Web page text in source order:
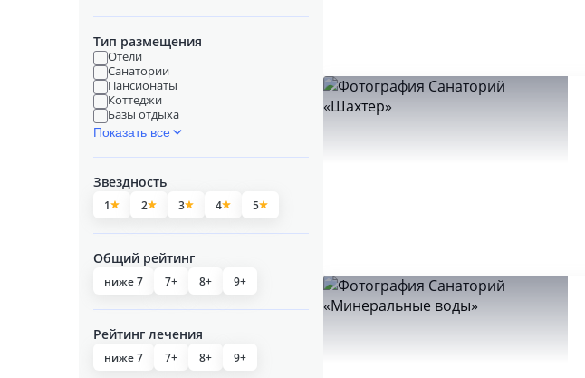
Тип размещения
Отели
Санатории
Пансионаты
Коттеджи
Базы отдыха
Показать все
Звездность
1 2 3 4 5
Общий рейтинг
ниже 7 7+ 8+ 9+
Рейтинг лечения
ниже 7 7+ 8+ 9+